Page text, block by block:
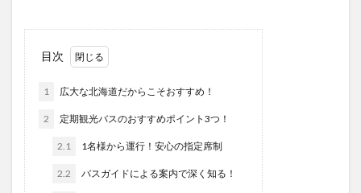
目次
1 広大な北海道だからこそおすすめ！
2 定期観光バスのおすすめポイント3つ！
2.1 1名様から運行！安心の指定席制
2.2 バスガイドによる案内で深く知る！